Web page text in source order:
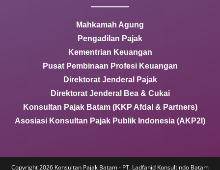
Mahkamah Agung
Pengadilan Pajak
Kementrian Keuangan
Pusat Pembinaan Profesi Keuangan
Direktorat Jenderal Pajak
Direktorat Jenderal Bea & Cukai
Konsultan Pajak Batam (KKP Afdal & Partners)
Asosiasi Konsultan Pajak Publik Indonesia (AKP2I)
Copyright 2026 Konsultan Pajak Batam - PT. Ladfanid Konsultindo Batam